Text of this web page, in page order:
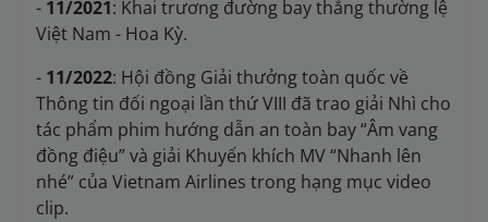
- 11/2021: Khai trương đường bay thẳng thường lệ
Việt Nam - Hoa Kỳ.
- 11/2022: Hội đồng Giải thưởng toàn quốc về
Thông tin đối ngoại lần thứ VIII đã trao giải Nhì cho
tác phẩm phim hướng dẫn an toàn bay “Âm vang
đồng điệu” và giải Khuyến khích MV “Nhanh lên
nhé” của Vietnam Airlines trong hạng mục video
clip.